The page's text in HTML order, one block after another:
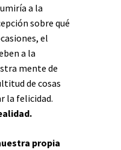
a la
sobre qué
el
a la
mente de
de cosas
la felicidad.
propia